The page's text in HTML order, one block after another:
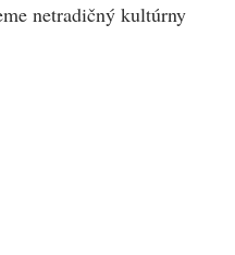
netradičný kultúrny